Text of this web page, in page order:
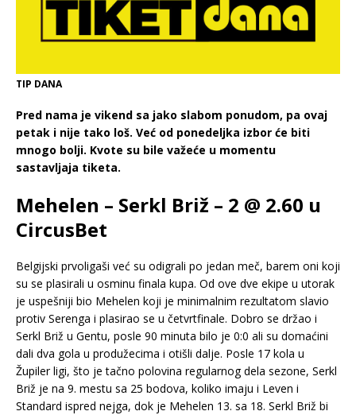
TIP DANA
Pred nama je vikend sa jako slabom ponudom, pa ovaj
petak i nije tako loš. Već od ponedeljka izbor će biti
mnogo bolji. Kvote su bile važeće u momentu
sastavljaja tiketa.
Mehelen – Serkl Briž – 2 @ 2.60 u
CircusBet
Belgijski prvoligaši već su odigrali po jedan meč, barem oni koji
su se plasirali u osminu finala kupa. Od ove dve ekipe u utorak
je uspešniji bio Mehelen koji je minimalnim rezultatom slavio
protiv Serenga i plasirao se u četvrtfinale. Dobro se držao i
Serkl Briž u Gentu, posle 90 minuta bilo je 0:0 ali su domaćini
dali dva gola u produžecima i otišli dalje. Posle 17 kola u
Župiler ligi, što je tačno polovina regularnog dela sezone, Serkl
Briž je na 9. mestu sa 25 bodova, koliko imaju i Leven i
Standard ispred nejga, dok je Mehelen 13. sa 18. Serkl Briž bi